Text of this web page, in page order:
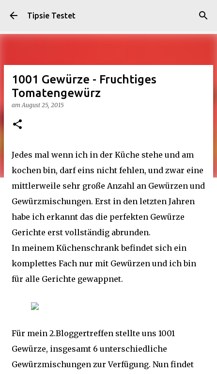
Direkt zum Hauptbereich
Tipsie Testet
1001 Gewürze - Fruchtiges
Tomatengewürz
amAugust 25, 2015
Jedes mal wenn ich in der Küche stehe und am
kochen bin, darf eins nicht fehlen, und zwar eine
mittlerweile sehr große Anzahl an Gewürzen und
Gewürzmischungen. Erst in den letzten Jahren
habe ich erkannt das die perfekten Gewürze
Gerichte erst vollständig abrunden.
In meinem Küchenschrank befindet sich ein
komplettes Fach nur mit Gewürzen und ich bin
für alle Gerichte gewappnet.
Für mein 2.Bloggertreffen stellte uns 1001
Gewürze, insgesamt 6 unterschiedliche
Gewürzmischungen zur Verfügung. Nun findet